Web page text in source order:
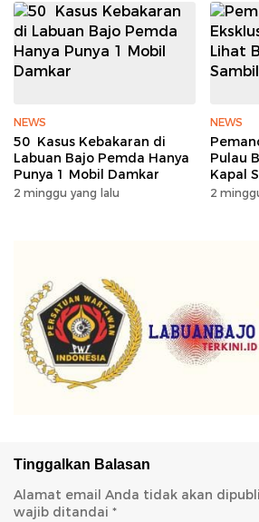
NEWS
50 Kasus Kebakaran di
Labuan Bajo Pemda Hanya
Punya 1 Mobil Damkar
2 minggu yang lalu
NEWS
Pulau
Kapal
2
Tinggalkan Balasan
Alamat email Anda tidak akan
wajib ditandai *